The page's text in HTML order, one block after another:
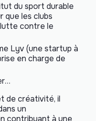
du sport durable
que les clubs
lutte contre le
Lyv (une startup à
en charge de
de créativité, il
un
contribuant à une